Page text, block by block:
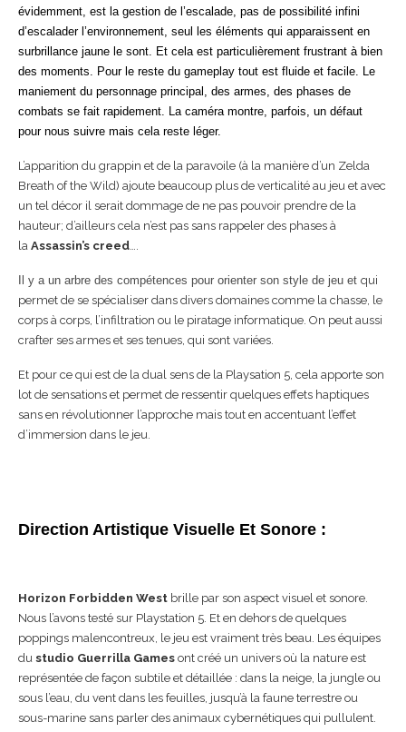
évidemment, est la gestion de l’escalade, pas de possibilité infini
d’escalader l’environnement, seul les éléments qui apparaissent en
surbrillance jaune le sont. Et cela est particulièrement frustrant à bien
des moments. Pour le reste du gameplay tout est fluide et facile. Le
maniement du personnage principal, des armes, des phases de
combats se fait rapidement. La caméra montre, parfois, un défaut
pour nous suivre mais cela reste léger.
L’apparition du grappin et de la paravoile (à la manière d’un Zelda
Breath of the Wild) ajoute beaucoup plus de verticalité au jeu et avec
un tel décor il serait dommage de ne pas pouvoir prendre de la
hauteur; d’ailleurs cela n’est pas sans rappeler des phases à
la Assassin’s creed….
Il y a un arbre des compétences pour orienter son style de jeu et qui
permet de se spécialiser dans divers domaines comme la chasse, le
corps à corps, l’infiltration ou le piratage informatique. On peut aussi
crafter ses armes et ses tenues, qui sont variées.
Et pour ce qui est de la dual sens de la Playsation 5, cela apporte son
lot de sensations et permet de ressentir quelques effets haptiques
sans en révolutionner l’approche mais tout en accentuant l’effet
d’immersion dans le jeu.
Direction Artistique Visuelle Et Sonore :
Horizon Forbidden West brille par son aspect visuel et sonore.
Nous l’avons testé sur Playstation 5. Et en dehors de quelques
poppings malencontreux, le jeu est vraiment très beau. Les équipes
du studio Guerrilla Games ont créé un univers où la nature est
représentée de façon subtile et détaillée : dans la neige, la jungle ou
sous l’eau, du vent dans les feuilles, jusqu’à la faune terrestre ou
sous-marine sans parler des animaux cybernétiques qui pullulent.